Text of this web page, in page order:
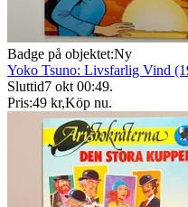
Badge på objektet:Ny
Yoko Tsuno: Livsfarlig Vind
Sluttid7 okt 00:49.
Pris:49 kr,Köp nu.